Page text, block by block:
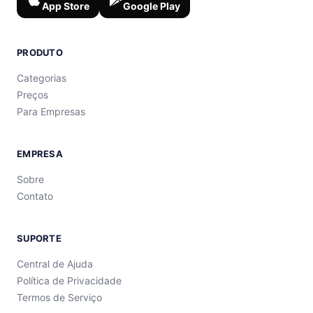
App Store Google Play
PRODUTO
Categorias
Preços
Para Empresas
EMPRESA
Sobre
Contato
SUPORTE
Central de Ajuda
Política de Privacidade
Termos de Serviço